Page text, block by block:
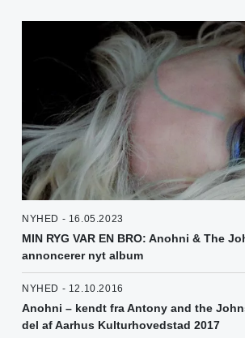
NYHED - 16.05.2023
MIN RYG VAR EN BRO: Anohni & The
annoncerer nyt album
NYHED - 12.10.2016
Anohni – kendt fra Antony and the
del af Aarhus Kulturhovedstad 2017